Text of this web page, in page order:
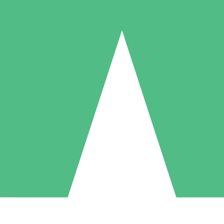
Individuella Kreditpaket
per användning med nedladdningskrediter. Inget månatligt åtagande
5 Nedladdningar
US$